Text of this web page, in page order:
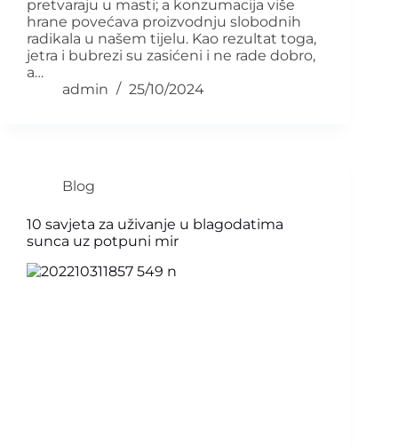
pretvaraju u masti; a konzumacija više
hrane povećava proizvodnju slobodnih
radikala u našem tijelu. Kao rezultat toga,
jetra i bubrezi su zasićeni i ne rade dobro,
a…
admin
25/10/2024
Blog
10 savjeta za uživanje u blagodatima
sunca uz potpuni mir